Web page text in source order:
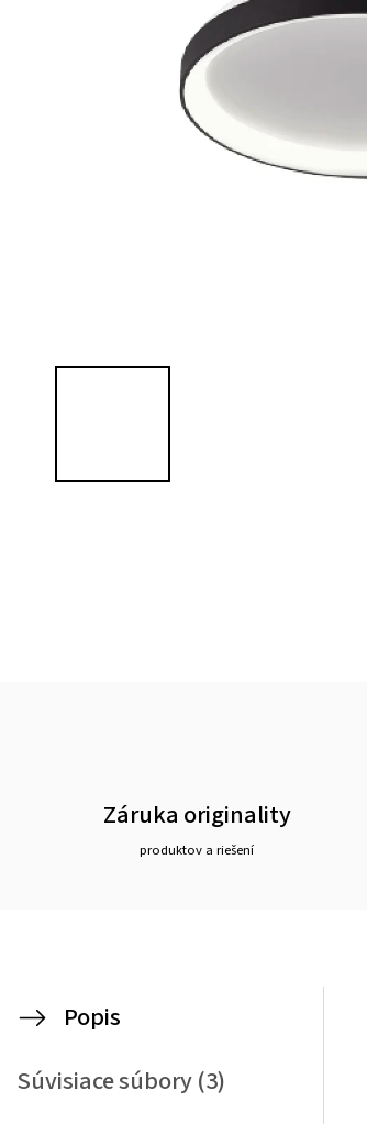
Záruka originality
produktov a riešení
Popis
Súvisiace súbory (3)